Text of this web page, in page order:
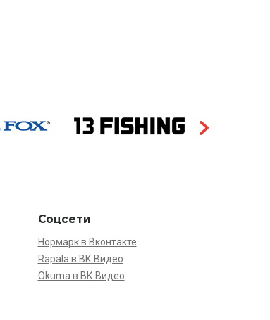
Соцсети
Нормарк в Вконтакте
Rapala в ВК Видео
Okuma в ВК Видео